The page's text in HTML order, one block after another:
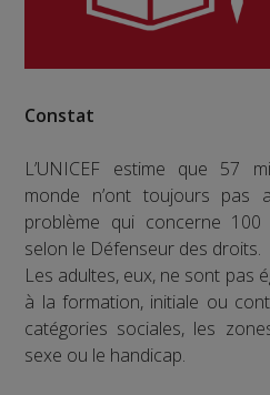
Constat
L’UNICEF estime que 57
monde n’ont toujours pas
problème qui concerne
selon le Défenseur des droits.
Les adultes, eux, ne sont pas
à la formation, initiale ou
catégories sociales, les
sexe ou le handicap.